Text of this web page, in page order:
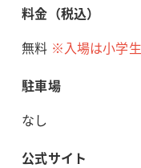
料金（税込）
無料 ※入場は小学
駐車場
なし
公式サイト